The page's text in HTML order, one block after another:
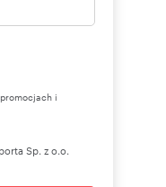
i
Sp. z o.o.